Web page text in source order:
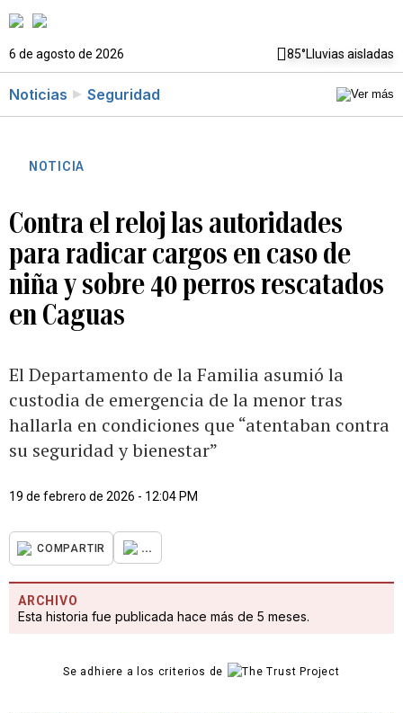
6 de agosto de 2026 85°Lluvias aisladas
Noticias Seguridad
NOTICIA
Contra el reloj las autoridades
para radicar cargos en caso de
niña y sobre 40 perros rescatados
en Caguas
El Departamento de la Familia asumió la
custodia de emergencia de la menor tras
hallarla en condiciones que “atentaban contra
su seguridad y bienestar”
19 de febrero de 2026 - 12:04 PM
COMPARTIR ...
ARCHIVO
Esta historia fue publicada hace más de 5 meses.
Se adhiere a los criterios de